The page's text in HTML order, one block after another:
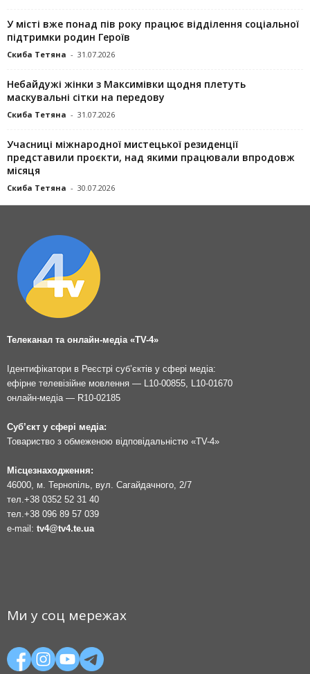
У місті вже понад пів року працює відділення соціальної
підтримки родин Героїв
Скиба Тетяна - 31.07.2026
Небайдужі жінки з Максимівки щодня плетуть
маскувальні сітки на передову
Скиба Тетяна - 31.07.2026
Учасниці міжнародної мистецької резиденції
представили проєкти, над якими працювали впродовж
місяця
Скиба Тетяна - 30.07.2026
Телеканал та онлайн-медіа «TV-4»
Ідентифікатори в Реєстрі суб’єктів у сфері медіа:
ефірне телевізійне мовлення — L10-00855, L10-01670
онлайн-медіа — R10-02185
Суб’єкт у сфері медіа:
Товариство з обмеженою відповідальністю «TV-4»
Місцезнаходження:
46000, м. Тернопіль, вул. Сагайдачного, 2/7
тел. +38 0352 52 31 40
тел. +38 096 89 57 039
e-mail: tv4@tv4.te.ua
Ми у соц мережах